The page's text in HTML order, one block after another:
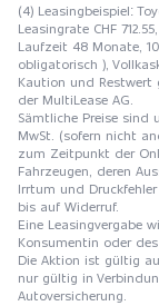
(4) Leasingbeispiel:
Leasingrate CHF
Laufzeit 48 Monate,
obligatorisch ),
Kaution und Restwert
der MultiLease AG.
Sämtliche Preise sind
MwSt. (sofern nicht
zum Zeitpunkt der
Fahrzeugen, deren
Irrtum und
bis auf Widerruf.
Eine Leasingvergabe
Konsumentin oder
Die Aktion ist gültig
nur gültig in
Autoversicherung.